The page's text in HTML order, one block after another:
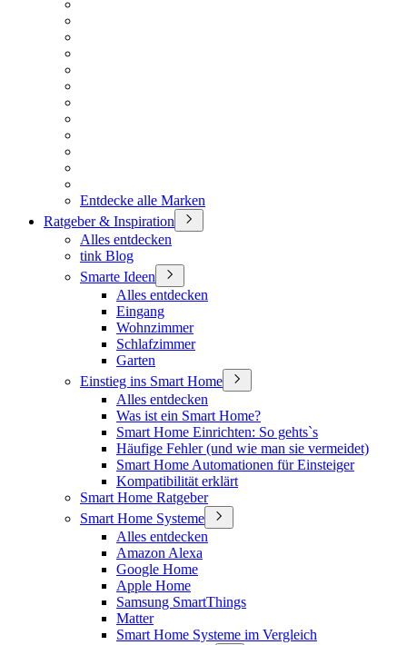
Entdecke alle Marken
Ratgeber & Inspiration
Alles entdecken
tink Blog
Smarte Ideen
Alles entdecken
Eingang
Wohnzimmer
Schlafzimmer
Garten
Einstieg ins Smart Home
Alles entdecken
Was ist ein Smart Home?
Smart Home Einrichten: So gehts`s
Häufige Fehler (und wie man sie vermeidet)
Smart Home Automationen für Einsteiger
Kompatibilität erklärt
Smart Home Ratgeber
Smart Home Systeme
Alles entdecken
Amazon Alexa
Google Home
Apple Home
Samsung SmartThings
Matter
Smart Home Systeme im Vergleich